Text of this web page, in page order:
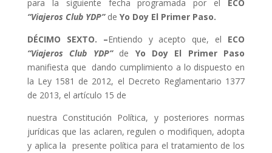
para la siguiente fecha programada por el ECO
“Viajeros Club YDP” de Yo Doy El Primer Paso.
DÉCIMO SEXTO. –Entiendo y acepto que, el ECO
“Viajeros Club YDP” de Yo Doy El Primer Paso
manifiesta que dando cumplimiento a lo dispuesto en
la Ley 1581 de 2012, el Decreto Reglamentario 1377
de 2013, el artículo 15 de
nuestra Constitución Política, y posteriores normas
jurídicas que las aclaren, regulen o modifiquen, adopta
y aplica la presente política para el tratamiento de los